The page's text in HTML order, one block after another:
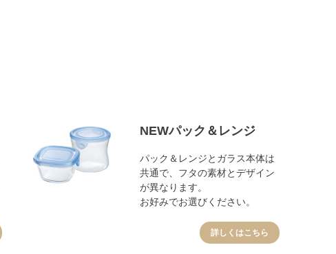
NEWパック＆レンジ
パック＆レンジとガラス本体は
共通で、フタの素材とデザイン
が異なります。
お好みでお選びください。
詳しくはこちら